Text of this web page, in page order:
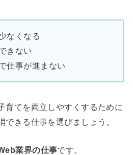
なくなる
きない
仕事が進まない
育てを両立しやすくするために
できる仕事を選びましょう。
業界の仕事です。